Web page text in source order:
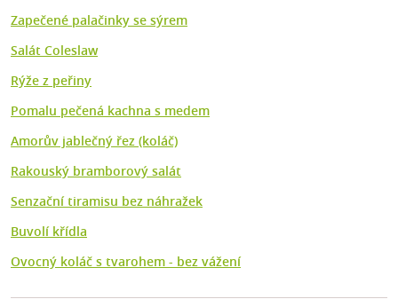
Zapečené palačinky se sýrem
Salát Coleslaw
Rýže z peřiny
Pomalu pečená kachna s medem
Amorův jablečný řez (koláč)
Rakouský bramborový salát
Senzační tiramisu bez náhražek
Buvolí křídla
Ovocný koláč s tvarohem - bez vážení